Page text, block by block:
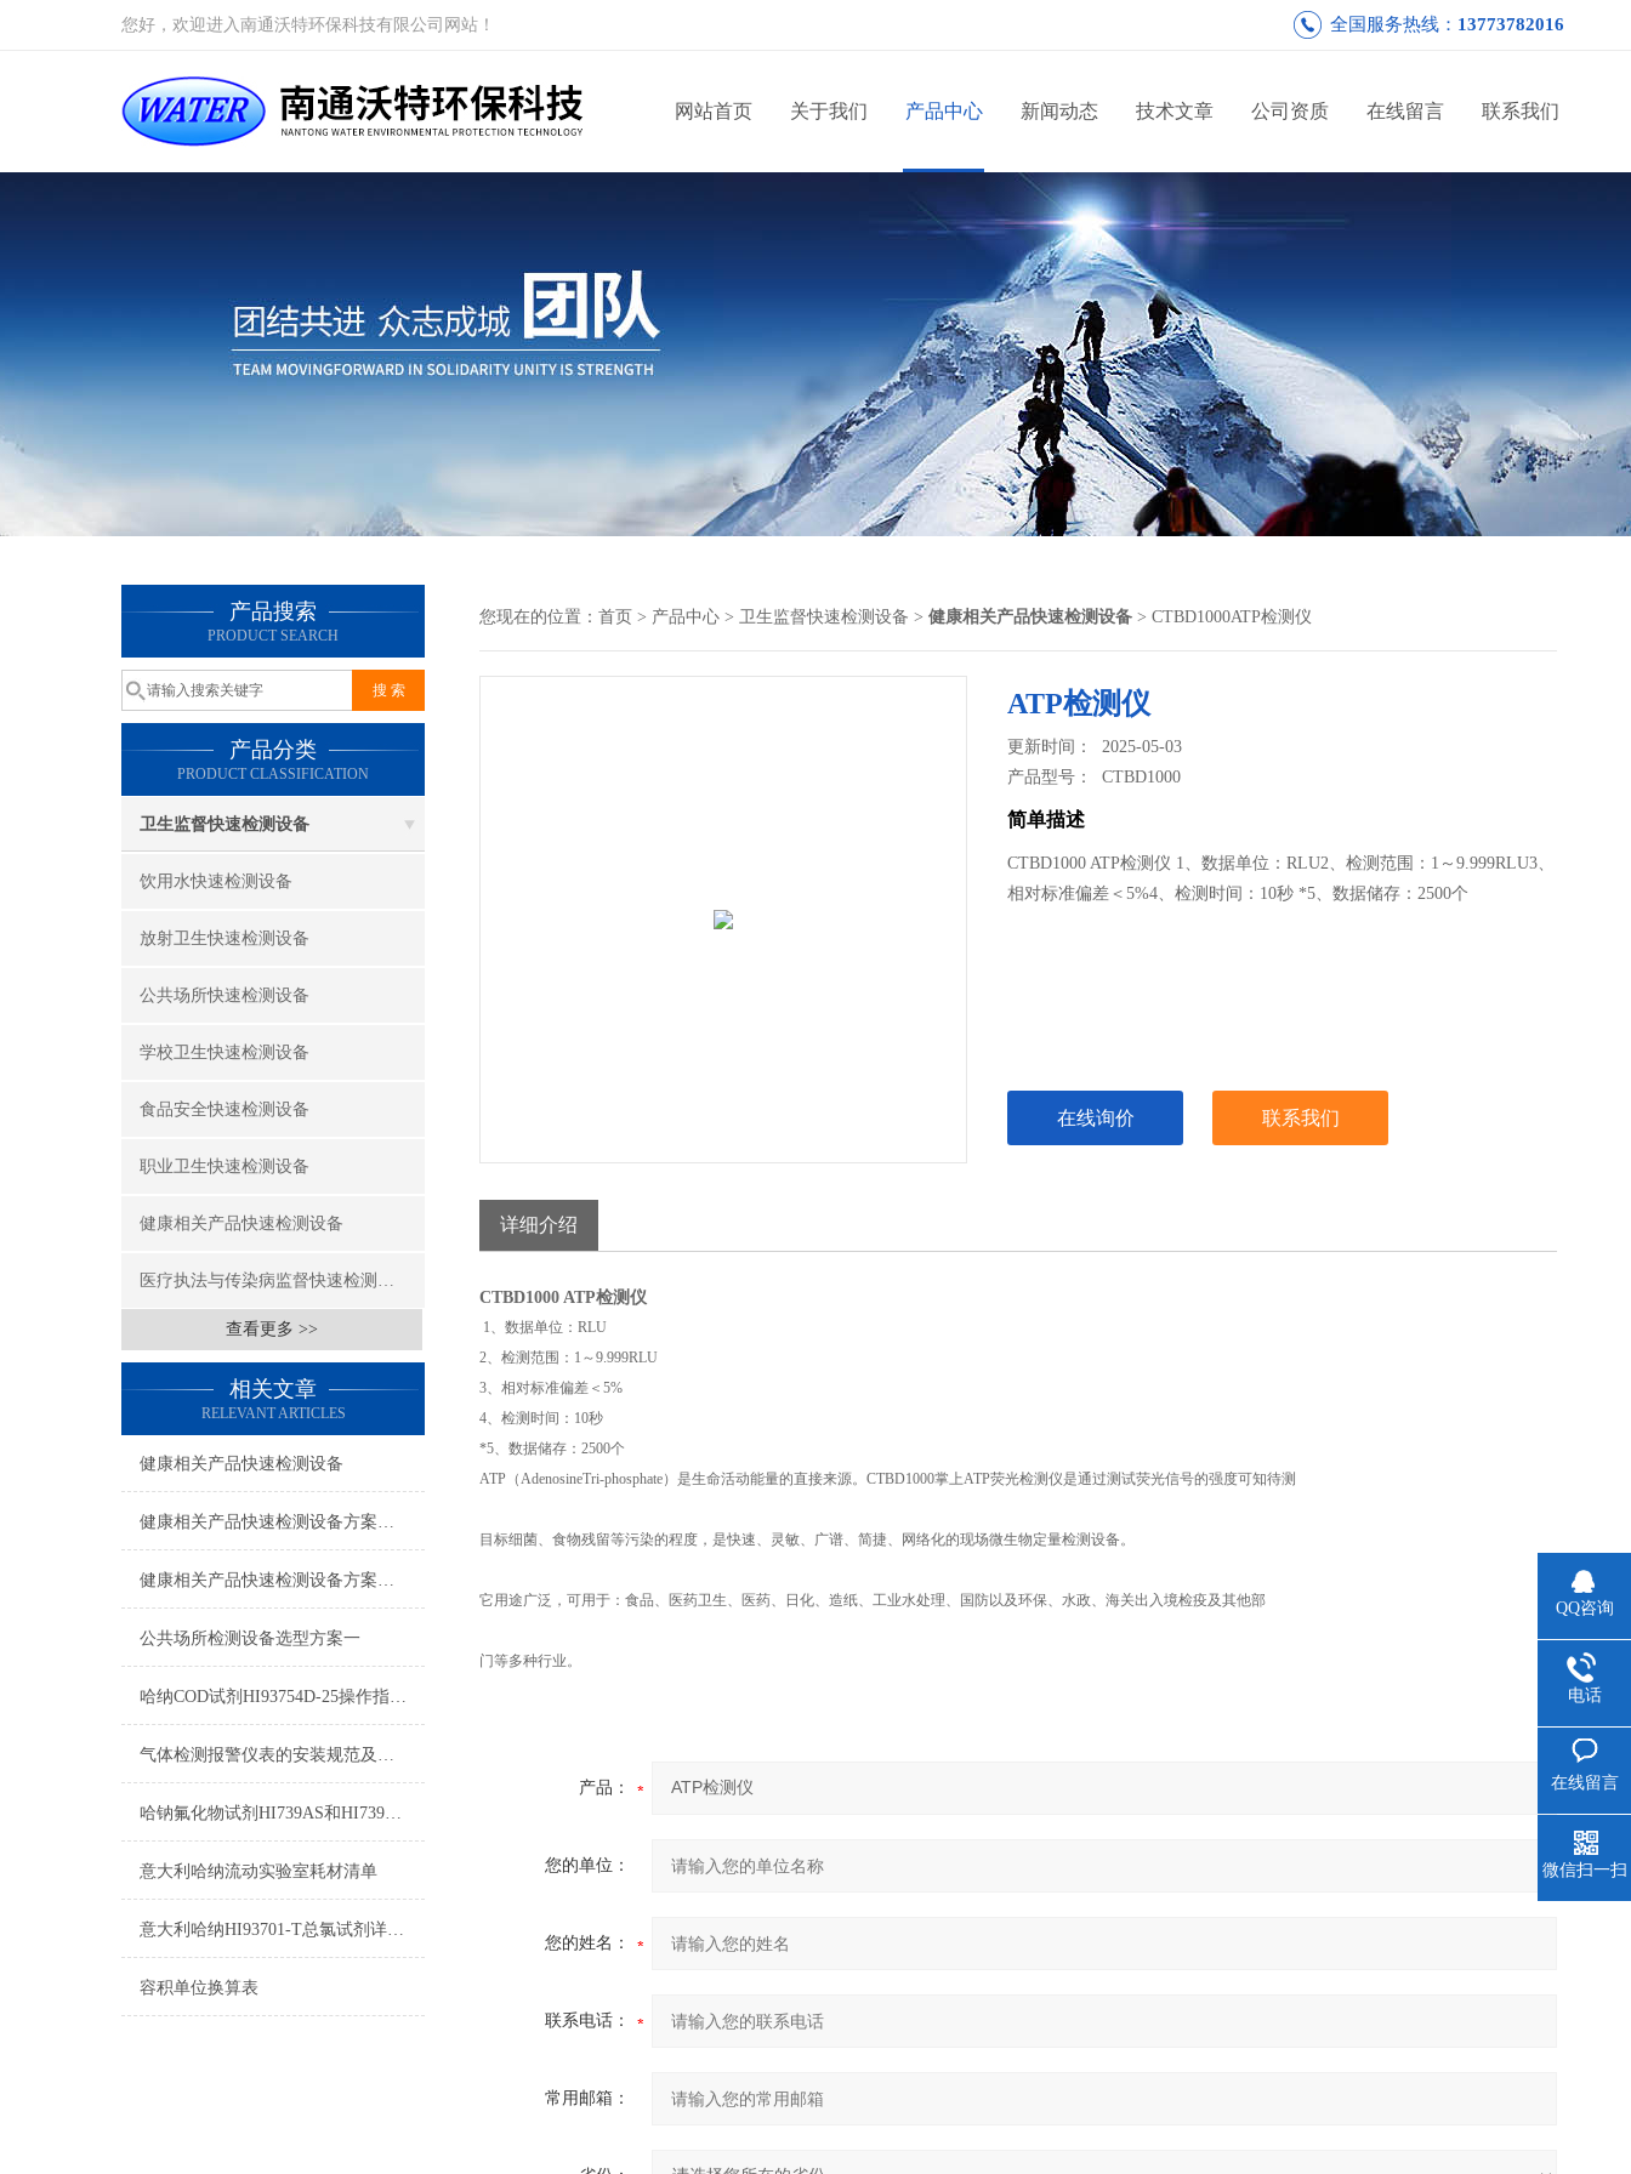
您好，欢迎进入南通沃特环保科技有限公司网站！ 全国服务热线： 13773782016
网站首页 关于我们 产品中心 新闻动态 技术文章 公司资质 在线留言 联系我们
产品搜索
PRODUCT SEARCH
产品分类
PRODUCT CLASSIFICATION
卫生监督快速检测设备
饮用水快速检测设备
放射卫生快速检测设备
公共场所快速检测设备
学校卫生快速检测设备
食品安全快速检测设备
职业卫生快速检测设备
健康相关产品快速检测设备
医疗执法与传染病监督快速检测设备
查看更多 >>
相关文章
RELEVANT ARTICLES
健康相关产品快速检测设备
健康相关产品快速检测设备方案（二）
健康相关产品快速检测设备方案（一）
公共场所检测设备选型方案一
哈纳COD试剂HI93754D-25操作指南及测量标准
气体检测报警仪表的安装规范及注意事项
哈钠氟化物试剂HI739AS和HI739BS使用方法
意大利哈纳流动实验室耗材清单
意大利哈纳HI93701-T总氯试剂详细参数及测量原理
容积单位换算表
您现在的位置： 首页 > 产品中心 > 卫生监督快速检测设备 > 健康相关产品快速检测设备 > CTBD1000ATP检测仪
ATP检测仪
更新时间： 2025-05-03
产品型号：CTBD1000
简单描述
CTBD1000 ATP检测仪 1、数据单位：RLU2、检测范围：1～9.999RLU3、
相对标准偏差＜5%4、检测时间：10秒 *5、数据储存：2500个
在线询价 联系我们
详细介绍
CTBD1000 ATP检测仪
1、数据单位：RLU
2、检测范围：1～9.999RLU
3、相对标准偏差＜5%
4、检测时间：10秒
*5、数据储存：2500个
ATP（AdenosineTri-phosphate）是生命活动能量的直接来源。CTBD1000掌上ATP荧光检测仪是通过测试荧光信号的强度可知待测
目标细菌、食物残留等污染的程度，是快速、灵敏、广谱、简捷、网络化的现场微生物定量检测设备。
它用途广泛，可用于：食品、医药卫生、医药、日化、造纸、工业水处理、国防以及环保、水政、海关出入境检疫及其他部
门等多种行业。
产品：
您的单位：
您的姓名：
联系电话：
常用邮箱：
QQ咨询
电话
在线留言
微信扫一扫